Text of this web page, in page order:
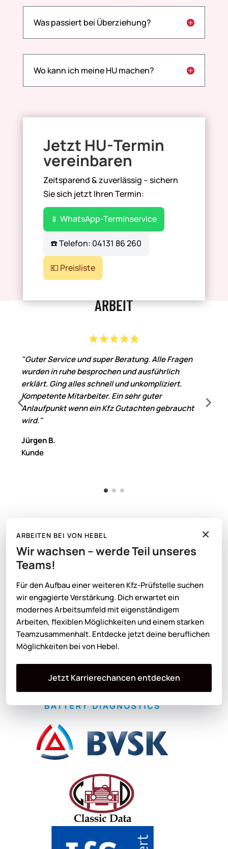
Was passiert bei Überziehung?
Wo kann ich meine HU machen?
Jetzt HU-Termin
vereinbaren
Zeitsparend & zuverlässig – sichern
Sie sich jetzt Ihren Termin:
📱 WhatsApp-Terminservice
☎️ Telefon: 04131 86 260
💶 Preisliste
ARBEIT
"Guter Service und super Beratung. Alle Fragen
wurden in ruhe besprochen und ausführlich
erklärt. Ging alles schnell und unkompliziert.
Kompetente Mitarbeiter. Ein sehr guter
Anlaufpunkt wenn ein Kfz Gutachten gebraucht
wird."
Jürgen B.
Kunde
ARBEITEN BEI VON HEBEL
Wir wachsen – werde Teil unseres
Teams!
Für den Aufbau einer weiteren Kfz-Prüfstelle suchen
wir engagierte Verstärkung. Dich erwartet ein
modernes Arbeitsumfeld mit eigenständigem
Arbeiten, flexiblen Möglichkeiten und einem starken
Teamzusammenhalt. Entdecke jetzt deine beruflichen
Möglichkeiten bei von Hebel.
Jetzt Karrierechancen entdecken
Unsere Partner